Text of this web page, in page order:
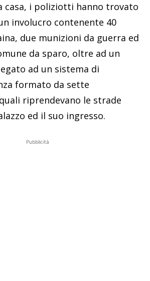
casa, i poliziotti hanno trovato
involucro contenente 40
due munizioni da guerra ed
da sparo, oltre ad un
ad un sistema di
formato da sette
riprendevano le strade
ed il suo ingresso.
Pubblicità